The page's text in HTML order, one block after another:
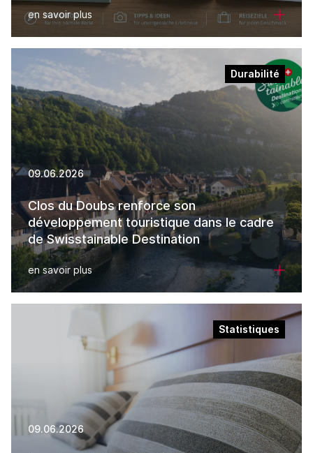
en savoir plus
Durabilité
09.06.2026
Clos du Doubs renforce son
développement touristique dans le cadre
de Swisstainable Destination
en savoir plus
Statistiques
09.06.2026